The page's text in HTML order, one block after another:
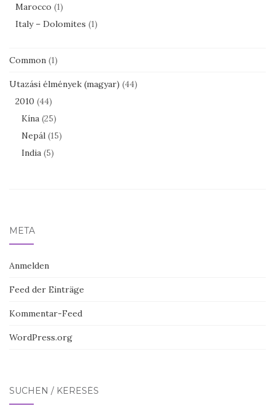
Marocco (1)
Italy – Dolomites (1)
Common (1)
Utazási élmények (magyar) (44)
2010 (44)
Kína (25)
Nepál (15)
India (5)
META
Anmelden
Feed der Einträge
Kommentar-Feed
WordPress.org
SUCHEN / KERESÉS